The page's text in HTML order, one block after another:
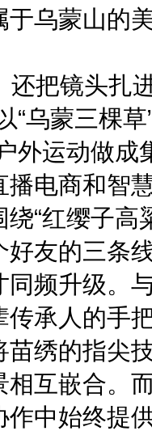
于乌蒙山的
还把镜头扎
“乌蒙三棵
外运动做
电商和智
“红缨子高
好友的三条
同频升级。
传承人的手
苗绣的指尖
相互嵌合。
作中始终提